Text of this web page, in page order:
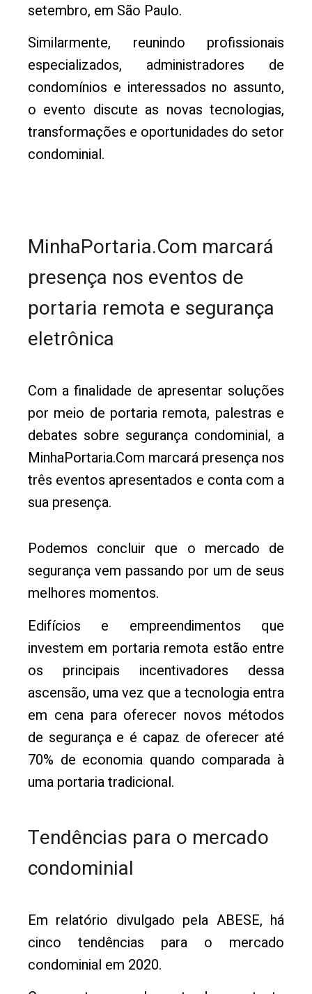
setembro, em São Paulo.
Similarmente, reunindo profissionais
especializados, administradores de
condomínios e interessados no assunto,
o evento discute as novas tecnologias,
transformações e oportunidades do setor
condominial.
MinhaPortaria.Com marcará
presença nos eventos de
portaria remota e segurança
eletrônica
Com a finalidade de apresentar soluções
por meio de portaria remota, palestras e
debates sobre segurança condominial, a
MinhaPortaria.Com marcará presença nos
três eventos apresentados e conta com a
sua presença.
Podemos concluir que o mercado de
segurança vem passando por um de seus
melhores momentos.
Edifícios e empreendimentos que
investem em portaria remota estão entre
os principais incentivadores dessa
ascensão, uma vez que a tecnologia entra
em cena para oferecer novos métodos
de segurança e é capaz de oferecer até
70% de economia quando comparada à
uma portaria tradicional.
Tendências para o mercado
condominial
Em relatório divulgado pela ABESE, há
cinco tendências para o mercado
condominial em 2020.